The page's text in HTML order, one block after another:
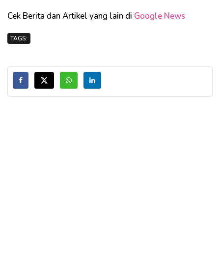
Cek Berita dan Artikel yang lain di Google News
TAGS: